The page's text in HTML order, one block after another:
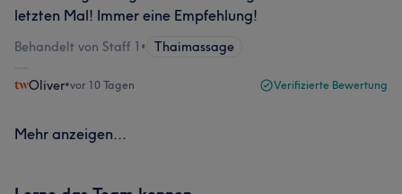
letzten Mal! Immer eine Empfehlung!
Behandelt von Staff 1 • Thaimassage
Oliver•vor 10 Tagen Verifizierte Bewertung
Mehr anzeigen...